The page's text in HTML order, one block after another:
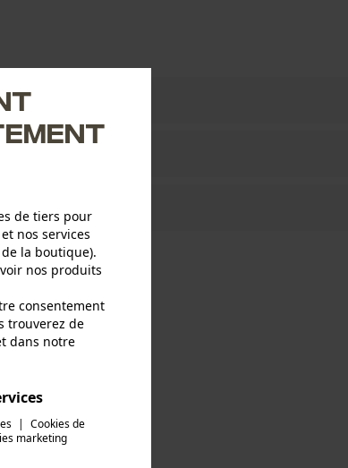
de tiers pour
nos services
la boutique).
nos produits
consentement
trouverez de
dans notre
|
Cookies de
marketing
essayer